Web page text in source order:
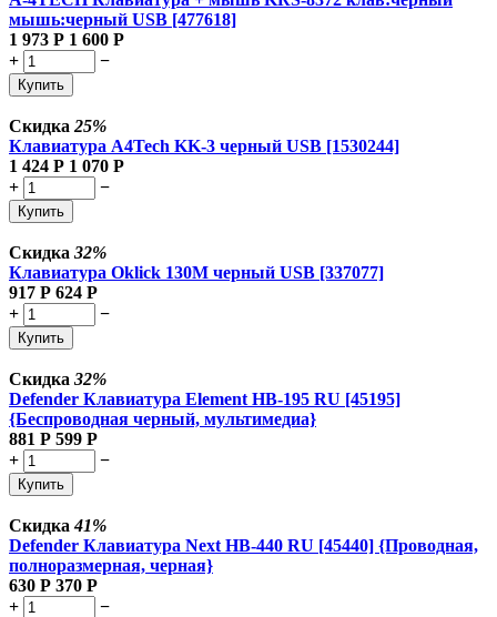
мышь:черный USB [477618]
1 973 Р 1 600 Р
+
−
Купить
Скидка 25%
Клавиатура A4Tech KK-3 черный USB [1530244]
1 424 Р 1 070 Р
+
−
Купить
Скидка 32%
Клавиатура Oklick 130M черный USB [337077]
917 Р 624 Р
+
−
Купить
Скидка 32%
Defender Клавиатура Element HB-195 RU [45195]
{Беспроводная черный, мультимедиа}
881 Р 599 Р
+
−
Купить
Скидка41%
Defender Клавиатура Next HB-440 RU [45440] {Проводная,
полноразмерная, черная}
630 Р 370 Р
+
−